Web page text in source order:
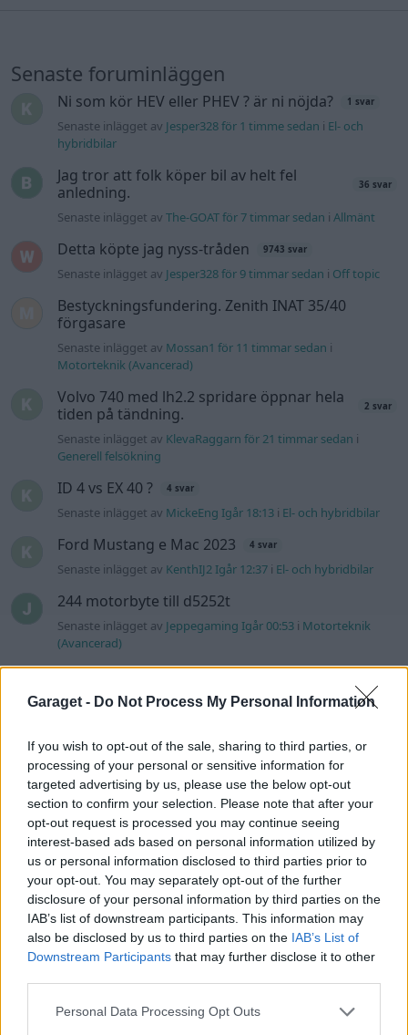
Garaget - Do Not Process My Personal Information
If you wish to opt-out of the sale, sharing to third parties, or
processing of your personal or sensitive information for
targeted advertising by us, please use the below opt-out
section to confirm your selection. Please note that after your
opt-out request is processed you may continue seeing
interest-based ads based on personal information utilized by
us or personal information disclosed to third parties prior to
your opt-out. You may separately opt-out of the further
disclosure of your personal information by third parties on the
IAB’s list of downstream participants. This information may
also be disclosed by us to third parties on the IAB’s List of
Downstream Participants that may further disclose it to other
Personal Data Processing Opt Outs
Senaste foruminläggen
Ni som kör HEV eller PHEV ? är ni nöjda? 1 svar
Senaste inlägget av Jesper328 för 1 timme sedan i El- och
hybridbilar
Jag tror att folk köper bil av helt fel
anledning.
36 svar
Senaste inlägget avThe-GOAT för 7 timmar sedan iAllmänt
Detta köpte jag nyss-tråden 9743 svar
Senaste inlägget av Jesper328 för 9 timmar sedan i Off topic
Bestyckningsfundering. Zenith INAT 35/40
förgasare
Senaste inlägget av Mossan1 för 11 timmar sedan i
Motorteknik (Avancerad)
Volvo 740 med lh2.2 spridare öppnar hela
tiden på tändning.
2 svar
Senaste inlägget av KlevaRaggarn för 21 timmar sedan i
Generell felsökning
ID 4 vs EX 40 ? 4 svar
Senaste inlägget av MickeEng Igår 18:13 i El- och hybridbilar
Ford Mustang e Mac 2023 4 svar
Senaste inlägget av KenthIJ2 Igår 12:37 i El- och hybridbilar
244 motorbyte till d5252t
Senaste inlägget av Jeppegaming Igår 00:53 i Motorteknik
(Avancerad)
Passat -13 2.0tdi DSG Växellåda bråkar
Senaste inlägget avThe-GOAT torsdag 20:54 iGenerell
Man man ha mindre ström till
Motorvärmare?
Senaste inlägget avBilFixare torsdag 14:37iEl- och hybridbilar
Senaste projektinläggen
Puttelitens projekt Audi S2 Avant. Back
to basic. + garagefix.
900 svar
Senaste inlägget avPutteliten för 22 timmar sedaniProjekt
Volkswagen Golf MK4 v6 4motion OEM++
med JDM inspiration.
14 svar
Senaste inlägget av Stol3n_Identity Igår 10:06
delar sökes)
122 svar